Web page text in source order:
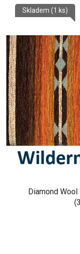
Diamond
Skladem (1 ks)